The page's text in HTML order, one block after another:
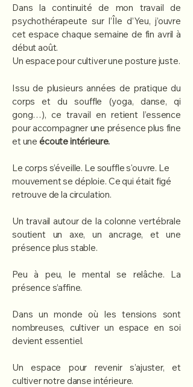
Dans la continuité de mon travail de
psychothérapeute sur l’Île d’Yeu, j’ouvre
cet espace chaque semaine de fin avril à
début août.
Un espace pour cultiver une posture juste.
Issu de plusieurs années de pratique du
corps et du souffle (yoga, danse, qi
gong…), ce travail en retient l’essence
pour accompagner une présence plus fine
et une écoute intérieure.
Le corps s’éveille. Le souffle s'ouvre. Le
mouvement se déploie. Ce qui était figé
retrouve de la circulation.
Un travail autour de la colonne vertébrale
soutient un axe, un ancrage, et une
présence plus stable.
Peu à peu, le mental se relâche. La
présence s’affine.
Dans un monde où les tensions sont
nombreuses, cultiver un espace en soi
devient essentiel.
Un espace pour revenir s’ajuster, et
cultiver notre danse intérieure.